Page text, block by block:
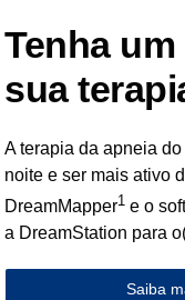
Tenha
sua
A terapia da apneia
noite e ser mais ativo
DreamMapper1 e o
a DreamStation para
Saiba